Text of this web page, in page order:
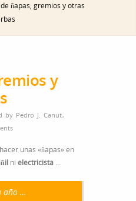
de ñapas, gremios y otras
y
by Pedro J. Canut,
unas «ñapas» en
ni electricista …
año …